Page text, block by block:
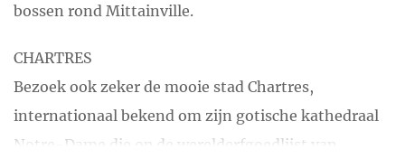
bossen rond Mittainville.
CHARTRES
Bezoek ook zeker de mooie stad Chartres,
internationaal bekend om zijn gotische kathedraal
Notre-Dame die op de werelderfgoedlijst van